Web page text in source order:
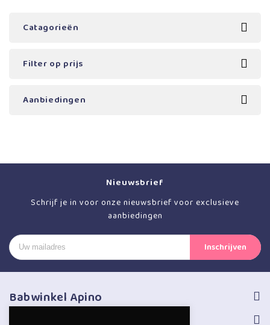
Catagorieën
Filter op prijs
Aanbiedingen
Nieuwsbrief
Schrijf je in voor onze nieuwsbrief voor exclusieve
aanbiedingen
Babwinkel Apino